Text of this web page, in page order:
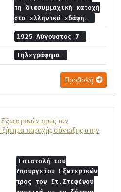
τη διασυμμαχική κατοχή
στα ελληνικά εδάφη.
1925 Αύγουστος 7
Τηλεγράφημα
Προβολή
προς τον
παροχής σύνταξης στην
Επιστολή του
Υπουργείου Εξωτερικών
προς τον Στ.Στεφένου